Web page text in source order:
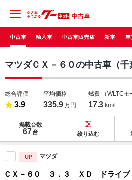
中古車 輸入車 中古車販売店 新車 車
マツダＣＸ－６０の中古車（千
総合評価
3.9
平均価格
335.9 万円
燃費 （WLTCモ
17.3 km/l
掲載台数
67 台 絞り込む
UP マツダ
ＣＸ－６０ ３．３ ＸＤ ドライ